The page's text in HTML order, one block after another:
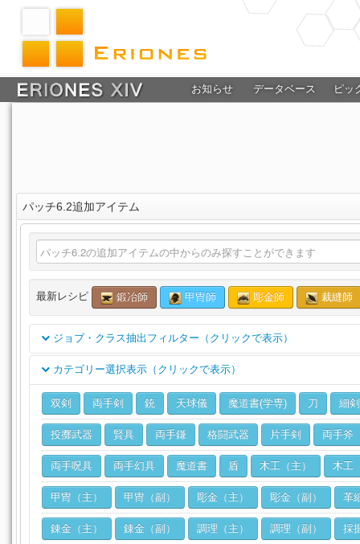
お知らせ データベース ピッ
パッチ6.2追加アイテム
最新レシピ 鍛冶師 甲冑師 彫金師 裁縫師
ジョブ・クラス抽出フィルター（クリックで表示）
クラス
ジョブ
カテゴリー選択表示（クリックで表示）
双剣 両手剣 銃 天球儀 魔道書(学専) 刀 細剣
投擲武器 賢具 両手鎌 格闘武器 片手剣 両手斧
両手呪具 両手幻具 魔道書 盾 木工（主） 木工
甲冑（主） 甲冑（副） 彫金（主） 彫金（副） 革
錬金（主） 錬金（副） 調理（主） 調理（副） 採